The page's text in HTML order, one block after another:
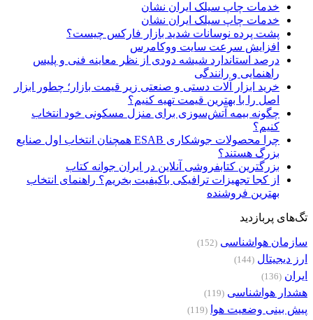
خدمات چاپ سیلک ایران نشان
خدمات چاپ سیلک ایران نشان
پشت پرده نوسانات شدید بازار فارکس چیست؟
افزایش سرعت سایت ووکامرس
درصد استاندارد شیشه دودی از نظر معاینه فنی و پلیس
راهنمایی و رانندگی
خرید ابزار آلات دستی و صنعتی زیر قیمت بازار؛ چطور ابزار
اصل را با بهترین قیمت تهیه کنیم؟
چگونه بیمه آتش‌سوزی برای منزل مسکونی خود انتخاب
کنیم؟
چرا محصولات جوشکاری ESAB همچنان انتخاب اول صنایع
بزرگ هستند؟
بزرگترین کتابفروشی آنلاین در ایران جوانه کتاب
از کجا تجهیزات ترافیکی باکیفیت بخریم؟ راهنمای انتخاب
بهترین فروشنده
تگ‌های پربازدید
سازمان هواشناسی (152)
ارز دیجیتال (144)
ایران (136)
هشدار هواشناسی (119)
پیش بینی وضعیت هوا (119)